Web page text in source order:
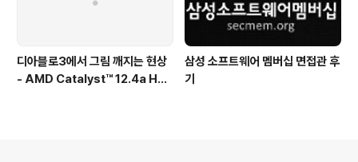
디아블로3에서 그림 깨지는 현상
- AMD Catalyst™ 12.4a Hot
삼성 소프트웨어 멤버십 면접관 후
기